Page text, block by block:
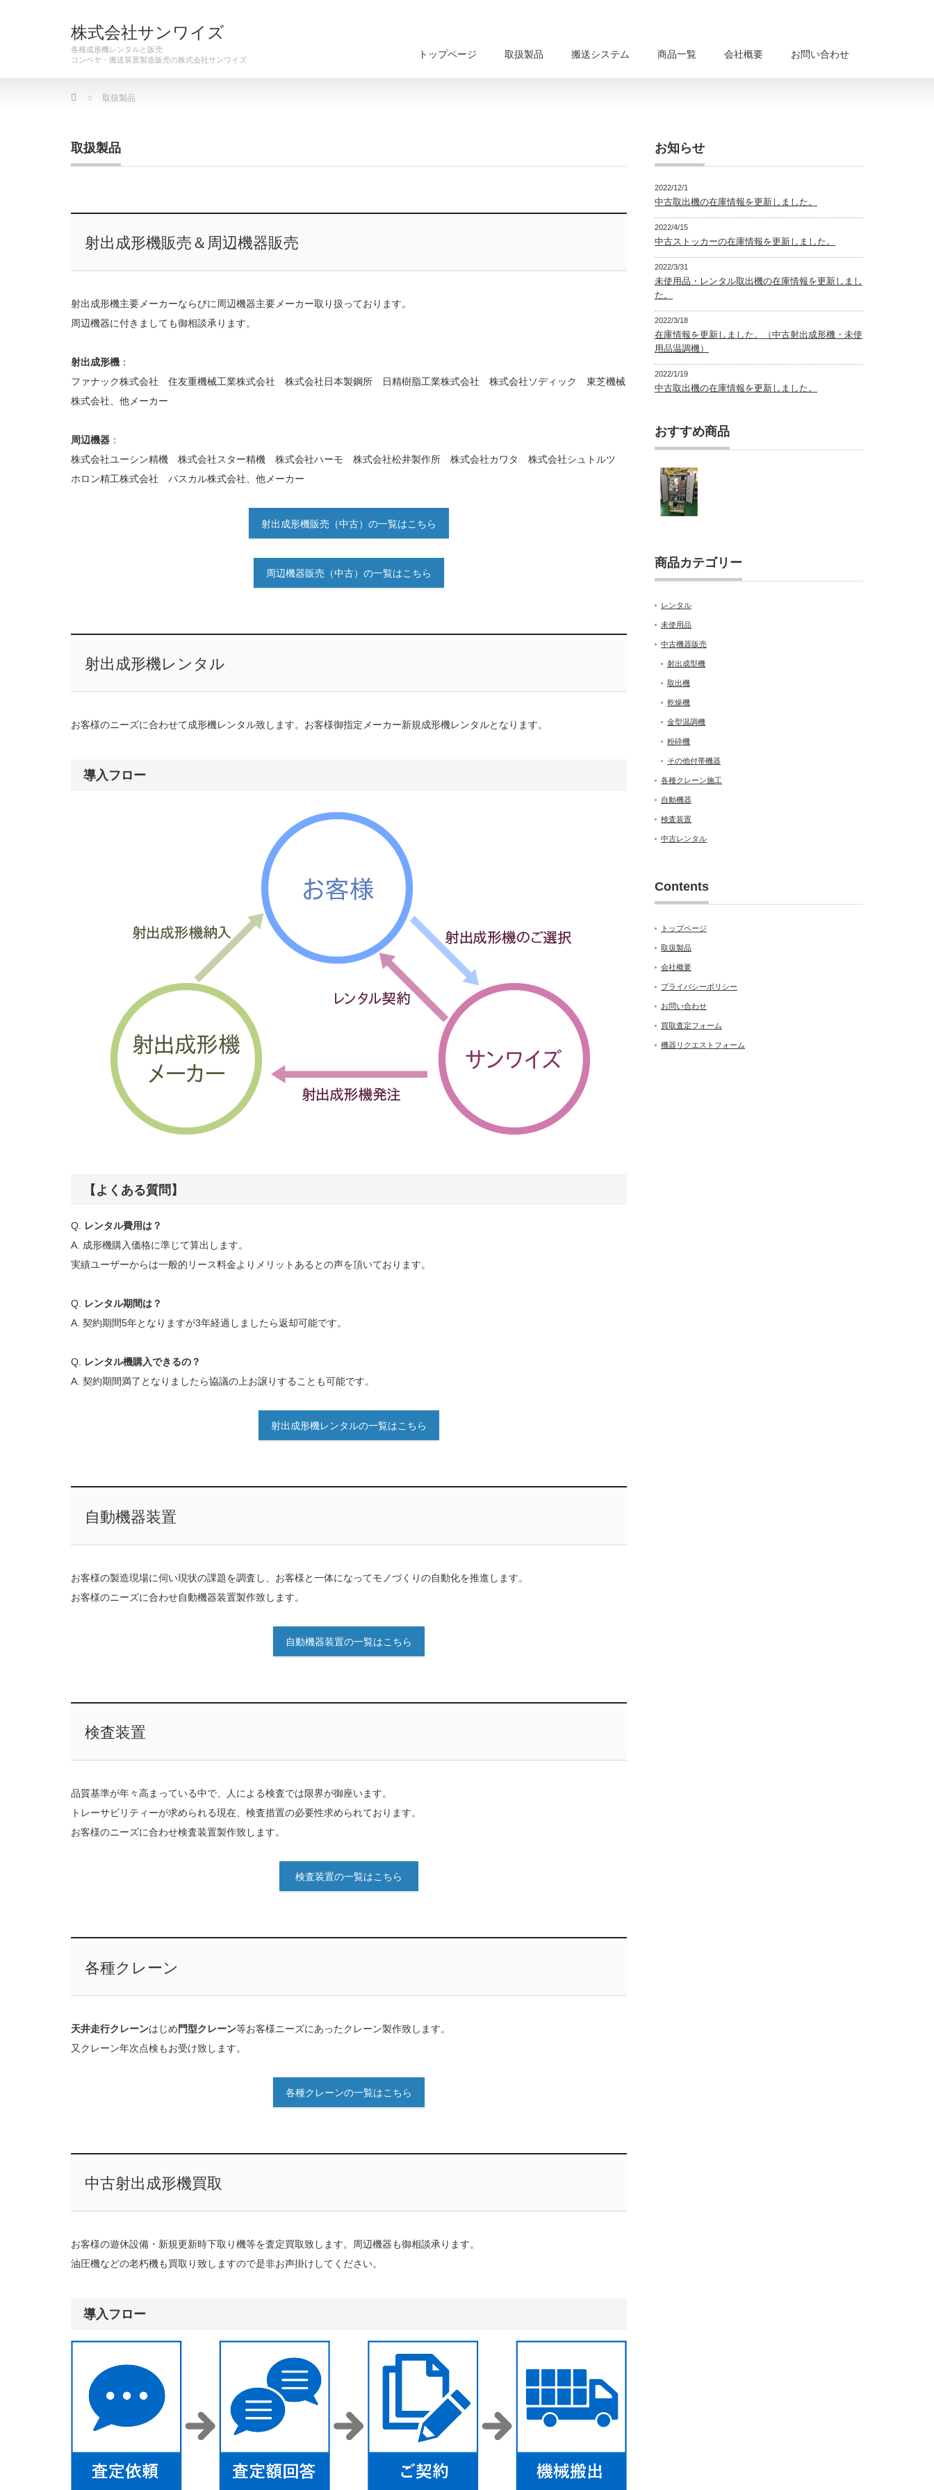
株式会社サンワイズ
各種成形機レンタルと販売 トップページ 取扱製品 搬送システム 商品一覧 会社概要 お問い合わせ
Home 取扱製品
取扱製品
射出成形機販売＆周辺機器販売
射出成形機主要メーカーならびに周辺機器主要メーカー取り扱っております。
周辺機器に付きましても御相談承ります。
射出成形機 ：
ファナック株式会社 住友重機械工業株式会社 株式会社日本製鋼所 日精樹脂工業株式会社 株式会社ソディック 東芝機械
株式会社、他メーカー
周辺機器 ：
株式会社ユーシン精機 株式会社スター精機 株式会社ハーモ 株式会社松井製作所 株式会社カワタ 株式会社シュトルツ
ホロン精工株式会社 パスカル株式会社、他メーカー
射出成形機販売（中古）の一覧はこちら
周辺機器販売（中古）の一覧はこちら
射出成形機レンタル
お客様のニーズに合わせて成形機レンタル致します。お客様御指定メーカー新規成形機レンタルとなります。
導入フロー
【よくある質問】
Q.
レンタル費用は？
A. 成形機購入価格に準じて算出します。
実績ユーザーからは一般的リース料金よりメリットあるとの声を頂いております。
Q.
レンタル期間は？
A. 契約期間5年となりますが3年経過しましたら返却可能です。
Q.
レンタル機購入できるの？
A. 契約期間満了となりましたら協議の上お譲りすることも可能です。
射出成形機レンタルの一覧はこちら
自動機器装置
お客様の製造現場に伺い現状の課題を調査し、お客様と一体になってモノづくりの自動化を推進します。
お客様のニーズに合わせ自動機器装置製作致します。
自動機器装置の一覧はこちら
検査装置
品質基準が年々高まっている中で、人による検査では限界が御座います。
トレーサビリティーが求められる現在、検査措置の必要性求められております。
お客様のニーズに合わせ検査装置製作致します。
検査装置の一覧はこちら
各種クレーン
天井走行クレーンはじめ門型クレーン等お客様ニーズにあったクレーン製作致します。
又クレーン年次点検もお受け致します。
各種クレーンの一覧はこちら
中古射出成形機買取
お客様の遊休設備・新規更新時下取り機等を査定買取致します。周辺機器も御相談承ります。
油圧機などの老朽機も買取り致しますので是非お声掛けしてください。
導入フロー
お知らせ
2022/12/1
中古取出機の在庫情報を更新しました。
2022/4/15
中古ストッカーの在庫情報を更新しました。
2022/3/31
未使用品・レンタル取出機の在庫情報を更新しまし
た。
2022/3/18
在庫情報を更新しました。（中古射出成形機・未使
用品温調機）
2022/1/19
中古取出機の在庫情報を更新しました。
おすすめ商品
商品カテゴリー
レンタル
未使用品
中古機器販売
射出成型機
取出機
乾燥機
金型温調機
粉砕機
その他付帯機器
各種クレーン施工
自動機器
検査装置
中古レンタル
Contents
トップページ
取扱製品
会社概要
プライバシーポリシー
お問い合わせ
買取査定フォーム
機器リクエストフォーム